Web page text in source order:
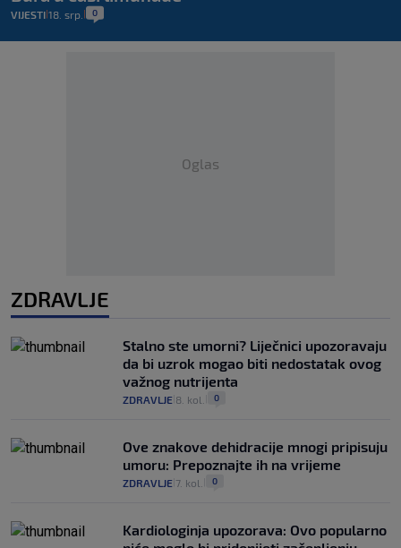
VIJESTI 18. srp. 0
Oglas
ZDRAVLJE
Stalno ste umorni? Liječnici upozoravaju
da bi uzrok mogao biti nedostatak ovog
važnog nutrijenta
ZDRAVLJE 8. kol. 0
Ove znakove dehidracije mnogi pripisuju
umoru: Prepoznajte ih na vrijeme
ZDRAVLJE 7. kol. 0
Kardiologinja upozorava: Ovo popularno